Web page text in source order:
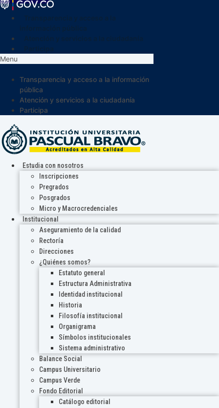
Menu
Transparencia y acceso a la información
pública
Atención y servicios a la ciudadanía
Participa
Estudia con nosotros
Inscripciones
Pregrados
Posgrados
Micro y Macrocredenciales
Institucional
Aseguramiento de la calidad
Rectoría
Direcciones
¿Quiénes somos?
Estatuto general
Estructura Administrativa
Identidad institucional
Historia
Filosofía institucional
Organigrama
Símbolos institucionales
Sistema administrativo
Balance Social
Campus Universitario
Campus Verde
Fondo Editorial
Catálogo editorial